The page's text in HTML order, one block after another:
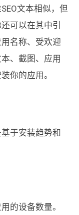
文本相似，但
可以在其中引
名称、受欢迎
、截图、应用
你的应用。
于安装趋势和
的设备数量。